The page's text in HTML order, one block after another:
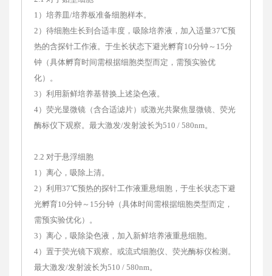
1）培养皿/培养板准备细胞样本。
2）待细胞生长到合适丰度，吸除培养液，加入适量37℃预
热的含探针工作液。于生长状态下避光孵育10分钟～15分
钟（具体孵育时间需根据细胞类型而定，需预实验优
化）。
3）利用新鲜培养基替换上述染色液。
4）荧光显微镜（含合适滤片）或激光共聚焦显微镜、荧光
酶标仪下观察。最大激发/发射波长为510 / 580nm。
2.2 对于悬浮细胞
1）离心，吸除上清。
2）利用37℃预热的探针工作液重悬细胞，于生长状态下避
光孵育10分钟～15分钟（具体时间需根据细胞类型而定，
需预实验优化）。
3）离心，吸除染色液，加入新鲜培养液重悬细胞。
4）置于荧光镜下观察。或流式细胞仪、荧光酶标仪检测。
最大激发/发射波长为510 / 580nm。